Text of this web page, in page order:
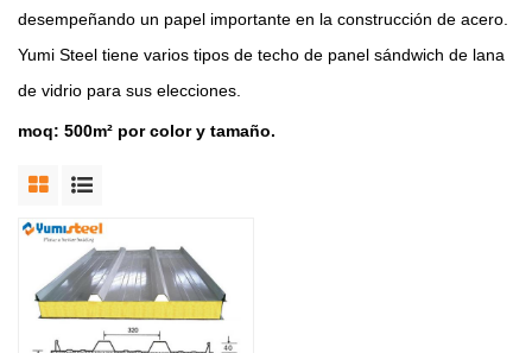
desempeñando un papel importante en la construcción de acero.
Yumi Steel tiene varios tipos de techo de panel sándwich de lana
de vidrio para sus elecciones.
moq: 500m² por color y tamaño.